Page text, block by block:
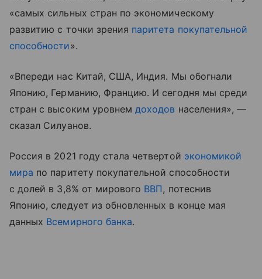
«самых сильных стран по экономическому
развитию с точки зрения паритета покупательной
способности».
«Впереди нас Китай, США, Индия. Мы обогнали
Японию, Германию, Францию. И сегодня мы среди
стран с высоким уровнемдоходов населения», —
сказал Силуанов.
Россия в 2021 году стала четвертой экономикой
мира по паритету покупательной способности
с долей в 3,8% от мирового ВВП , потеснив
Японию, следует из обновленных в конце мая
данных Всемирного банка.